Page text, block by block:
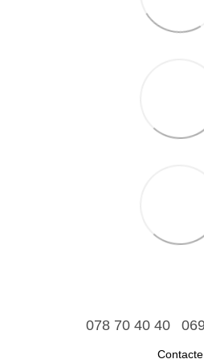
078 70 40 40
Contacte